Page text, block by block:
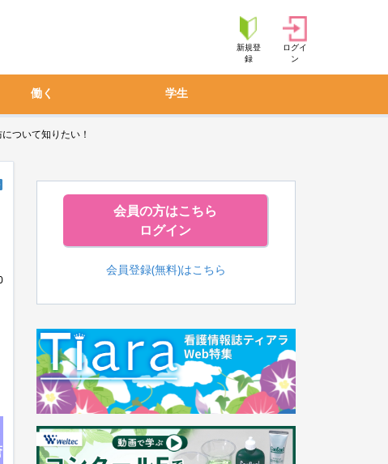
新規登
録
ログイ
ン
働く 学生
ついて知りたい！
会員の方はこちら
ログイン
会員登録(無料)はこちら